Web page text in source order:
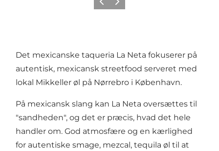
ForrigeNæste
Det mexicanske taqueria La Neta fokuserer på
autentisk, mexicansk streetfood serveret med
lokal Mikkeller øl på Nørrebro i København.
På mexicansk slang kan La Neta oversættes til
"sandheden", og det er præcis, hvad det hele
handler om. God atmosfære og en kærlighed
for autentiske smage, mezcal, tequila øl til at